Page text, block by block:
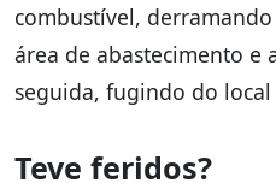
combustível,
área de abastecimento e
seguida, fugindo do
Teve feridos?